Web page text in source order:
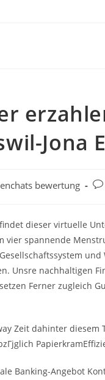
Jona
bewertung
dieser virtuelle
vier spannende
Unsre nachhaltigen
Ferner zugleich
Zeit dahinter
Banking-Angebot